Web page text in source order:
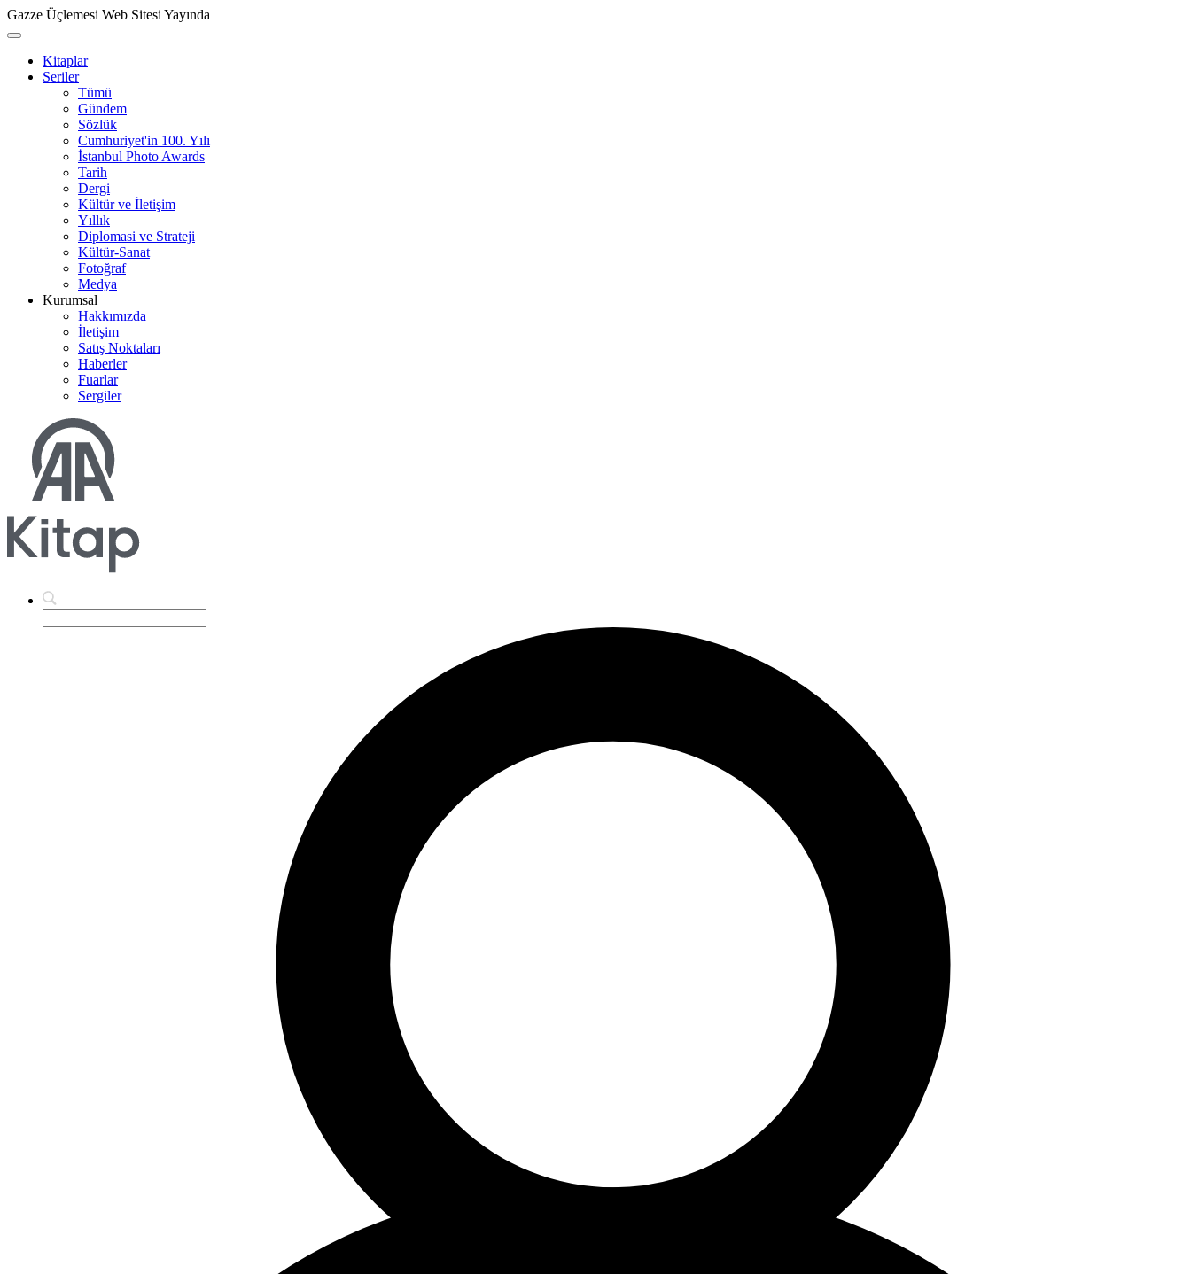
Gazze Üçlemesi Web Sitesi Yayında
Kitaplar
Seriler
Tümü
Gündem
Sözlük
Cumhuriyet'in 100. Yılı
İstanbul Photo Awards
Tarih
Dergi
Kültür ve İletişim
Yıllık
Diplomasi ve Strateji
Kültür-Sanat
Fotoğraf
Medya
Kurumsal
Hakkımızda
İletişim
Satış Noktaları
Haberler
Fuarlar
Sergiler